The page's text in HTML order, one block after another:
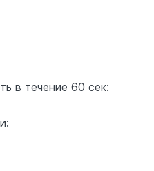
в течение 60 сек: